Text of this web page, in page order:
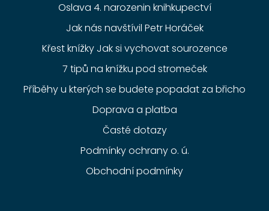
Oslava 4. narozenin knihkupectví
Jak nás navštívil Petr Horáček
Křest knížky Jak si vychovat sourozence
7 tipů na knížku pod stromeček
Příběhy u kterých se budete popadat za břicho
Doprava a platba
Časté dotazy
Podmínky ochrany o. ú.
Obchodní podmínky